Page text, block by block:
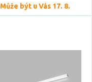
Může být u Vás 17. 8.